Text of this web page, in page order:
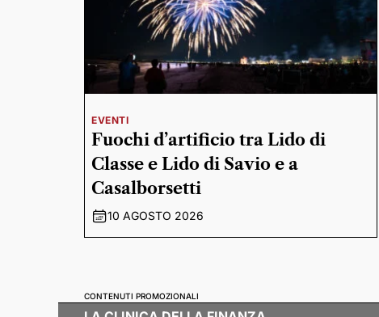
EVENTI
Fuochi d’artificio tra Lido di
Classe e Lido di Savio e a
Casalborsetti
10 AGOSTO 2026
CONTENUTI PROMOZIONALI